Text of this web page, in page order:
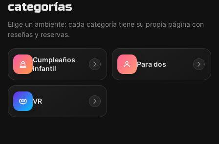
categorías
Elige un ambiente: cada categoría tiene su propia página con
reseñas y reservas.
Cumpleaños
infantil
Para dos
VR